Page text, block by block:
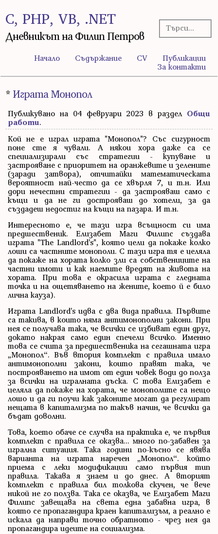
C, PHP, VB, .NET
Дневникът на Филип Петров
Начало Съдържание CV
Публикации
За контакти
* Играта Монопол
Публикувано на 04 февруари 2023 в раздел Общи
работи.
Кой не е играл играта "Монопол"? Със сигурност
поне сте я чували. А някои хора даже са се
специализирали със стратегии - купуване и
застрояване с приоритет на оранжевите и зелените
(заради затвора), отчитайки математическата
вероятност най-често да се хвърля 7, и т.н. Или
дори нечестни стратегии - да застрояваш само с
къщи и да не ги дострояваш до хотели, за да
създадеш недостиг на къщи на пазара. И т.н.
Интересното е, че тази игра всъщност си има
предшественик. Елизабет Маги Филипс създава
играта "The Landlord's", която цели да покаже колко
лоши са частните монополи. С тази игра тя е целяла
да покаже на хората колко зли са собствениците на
частни имоти и как наемите вредят на живота на
хората. При това е окрасила играта с гледната
точка и на ощетяването на жените, което й е било
лична кауза).
Играта Landlord's идва с два вида правила. Първите
са такива, в които няма антимонополни закони. При
нея се получава така, че всички се избиват един друг,
докато накрая само един спечели всичко. Именно
това се счита за предшественика на сегашната игра
„Монопол“. Във втория комплект с правила имало
антимонополни закони, които правят така, че
построяването на имот от един човек води до полза
за всички на игралната дъска. С това Елизабет е
целяла да покаже на хората, че монополите са нещо
лошо и да ги поучи как законите могат да регулират
нещата в капитализма по такъв начин, че всички да
бъдат доволни.
Това, което обаче се случва на практика е, че първия
комплект с правила се оказва... много по-забавен за
игрална ситуация. Така години по-късно се явява
варианта на играта наречен „Монопол“. който
приема с леки модификации само първия тип
правила. Такава я знаем и до днес. А вторият
комплект с правила бил толкова скучен, че вече
никой не го ползва. Така се оказва, че Елизабет Маги
Филипс завещава на света една забавна игра, в
която се пропагандира краен капитализъм, а реално е
искала да направи точно обратното - чрез нея да
пропагандира идеите на социализма.